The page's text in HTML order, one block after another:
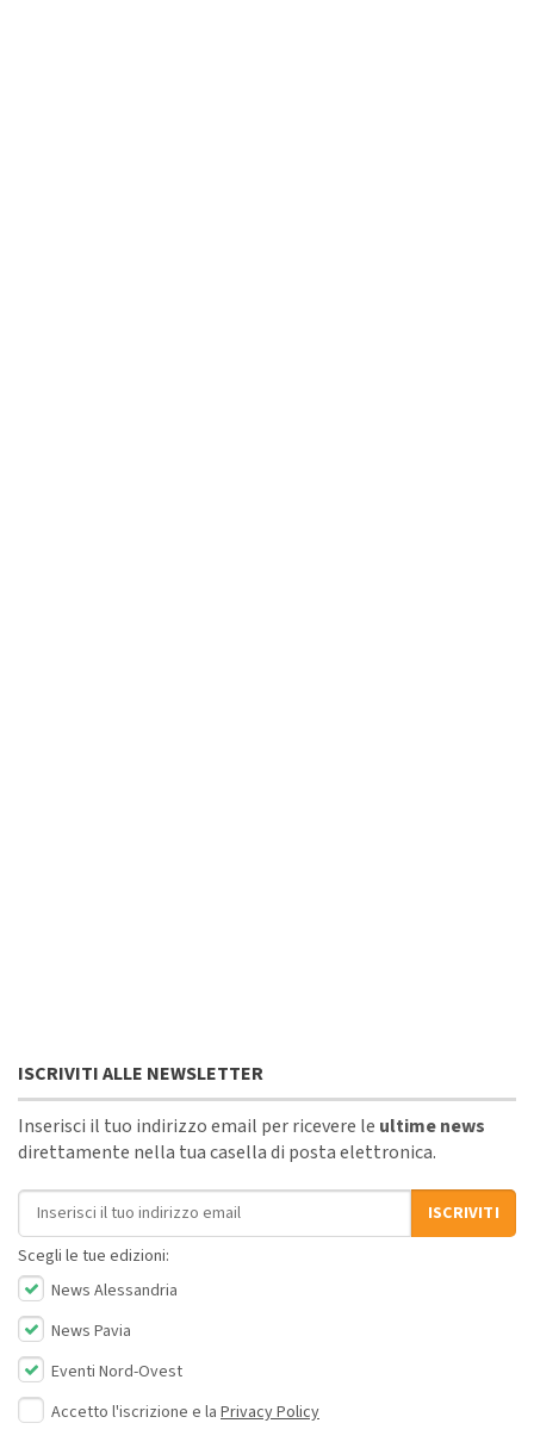
ISCRIVITI ALLE NEWSLETTER
Inserisci il tuo indirizzo email per ricevere le ultime news
direttamente nella tua casella di posta elettronica.
Indirizzo email
ISCRIVITI
Scegli le tue edizioni:
News Alessandria
News Pavia
Eventi Nord-Ovest
Accetto l'iscrizione e la Privacy Policy